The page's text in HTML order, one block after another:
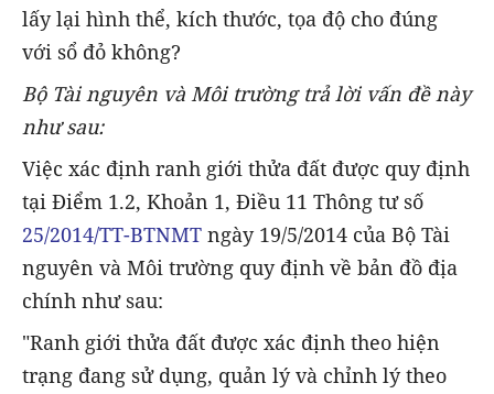
lấy lại hình thể, kích thước, tọa độ cho đúng
với sổ đỏ không?
Bộ Tài nguyên và Môi trường trả lời vấn đề này
như sau:
Việc xác định ranh giới thửa đất được quy định
tại Điểm 1.2, Khoản 1, Điều 11 Thông tư số
25/2014/TT-BTNMT ngày 19/5/2014 của Bộ Tài
nguyên và Môi trường quy định về bản đồ địa
chính như sau:
"Ranh giới thửa đất được xác định theo hiện
trạng đang sử dụng, quản lý và chỉnh lý theo